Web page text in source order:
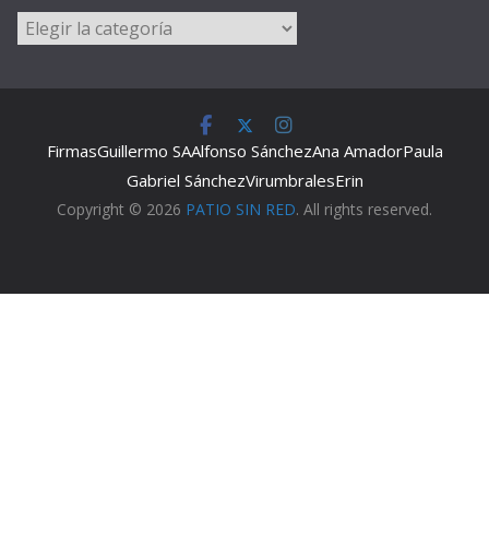
Categorías
FirmasGuillermo SAAlfonso SánchezAna AmadorPaula
Gabriel SánchezVirumbralesErin
Copyright © 2026 PATIO SIN RED. All rights reserved.